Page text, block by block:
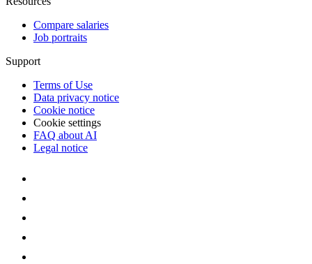
Compare salaries
Job portraits
Support
Terms of Use
Data privacy notice
Cookie notice
Cookie settings
FAQ about AI
Legal notice